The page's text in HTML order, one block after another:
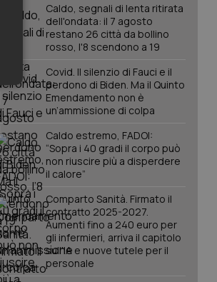
Caldo, segnali di lenta ritirata
dell'ondata: il 7 agosto
restano 26 città da bollino
rosso, l'8 scendono a 19
Covid. Il silenzio di Fauci e il
perdono di Biden. Ma il Quinto
Emendamento non è
un’ammissione di colpa
Caldo estremo, FADOI:
“Sopra i 40 gradi il corpo può
non riuscire più a disperdere
il calore”
Comparto Sanità. Firmato il
contratto 2025-2027.
Aumenti fino a 240 euro per
gli infermieri, arriva il capitolo
sull'IA e nuove tutele per il
personale